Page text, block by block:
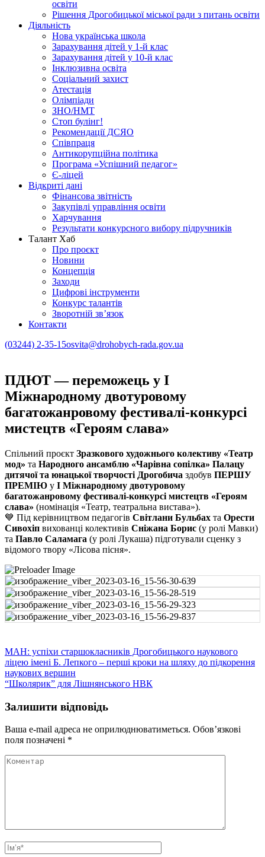
освіти
Рішення Дрогобицької міської ради з питань освіти
Діяльність
Нова українська школа
Зарахування дітей у 1-й клас
Зарахування дітей у 10-й клас
Інклюзивна освіта
Соціальний захист
Атестація
Олімпіади
ЗНО/НМТ
Стоп булінг!
Рекомендації ДСЯО
Співпраця
Антикорупційна політика
Програма «Успішний педагог»
Є-ліцей
Відкриті дані
Фінансова звітність
Закупівлі управління освіти
Харчування
Результати конкурсного вибору підручників
Талант Хаб
Про проєкт
Новини
Концепція
Заходи
Цифрові інструменти
Конкурс талантів
Зворотній зв’язок
Контакти
(03244) 2-35-15osvita@drohobych-rada.gov.ua
ПДЮТ — переможець у І
Міжнародному двотуровому
багатожанровому фестивалі-конкурсі
мистецтв «Героям слава»
Спільний проєкт Зразкового художнього колективу «Театр
мод» та Народного ансамблю «Чарівна сопілка» Палацу
дитячої та юнацької творчості Дрогобича здобув ПЕРШУ
ПРЕМІЮ у І Міжнародному двотуровому
багатожанровому фестивалі-конкурсі мистецтв «Героям
слава» (номінація «Театр, театральна вистава»).
💙 Під керівництвом педагогів Світлани Бульбах та Орести
Сивохіп вихованці колективів Сніжана Борис (у ролі Мавки)
та Павло Саламага (у ролі Лукаша) підготували сценку з
відомого твору «Лісова пісня».
Навігація
записів
МАН: успіхи старшокласників Дрогобицького наукового
ліцею імені Б. Лепкого – перші кроки на шляху до підкорення
наукових вершин
“Школярик” для Лішнянського НВК
Залишити відповідь
Ваша e-mail адреса не оприлюднюватиметься. Обов’язкові
поля позначені *
Коментар
Ім’я*